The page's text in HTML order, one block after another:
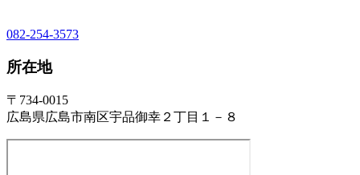
082-254-3573
所在地
〒734-0015
広島県広島市南区宇品御幸２丁目１－８